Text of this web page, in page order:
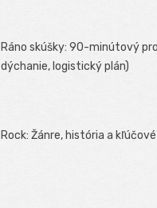
Ráno skúšky: 90-minútový
dýchanie, logistický plán)
Rock: Žánre, história a